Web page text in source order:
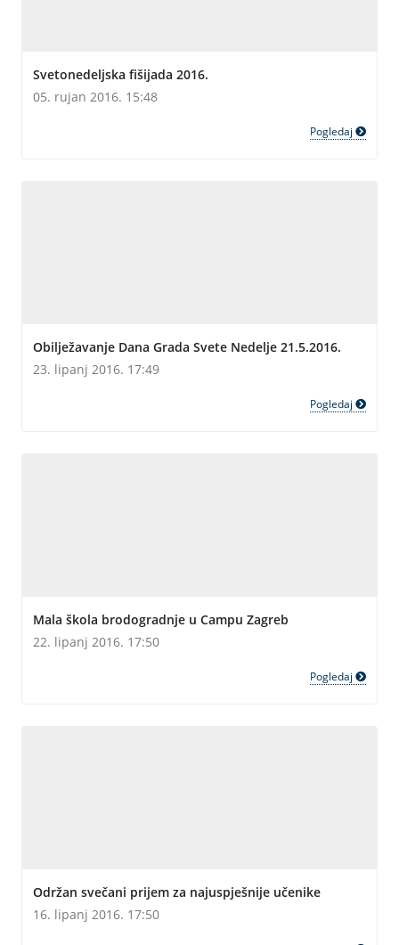
Svetonedeljska fišijada 2016.
05. rujan 2016. 15:48
Pogledaj
Obilježavanje Dana Grada Svete Nedelje 21.5.2016.
23. lipanj 2016. 17:49
Pogledaj
Mala škola brodogradnje u Campu Zagreb
22. lipanj 2016. 17:50
Pogledaj
Održan svečani prijem za najuspješnije učenike
16. lipanj 2016. 17:50